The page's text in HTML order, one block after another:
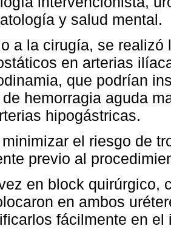
y salud mental.
a la cirugía, se
en arterias
que podrían
hemorragia aguda
hipogástricas.
minimizar el riesgo de
previo al
en block quirúrgico,
en ambos
fácilmente en el